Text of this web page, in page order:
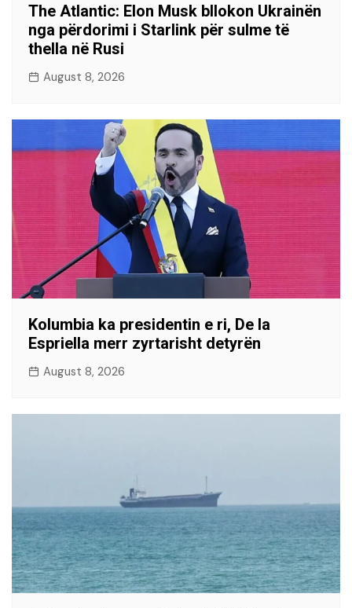
The Atlantic: Elon Musk bllokon Ukrainën
nga përdorimi i Starlink për sulme të
thella në Rusi
August 8, 2026
Kolumbia ka presidentin e ri, De la
Espriella merr zyrtarisht detyrën
August 8, 2026